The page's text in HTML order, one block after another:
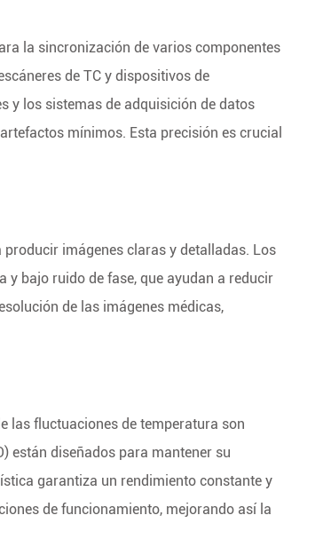
la sincronización de varios componentes
de TC y dispositivos de
y los sistemas de adquisición de datos
mínimos. Esta precisión es crucial
imágenes claras y detalladas. Los
y bajo ruido de fase, que ayudan a reducir
de las imágenes médicas,
las fluctuaciones de temperatura son
están diseñados para mantener su
garantiza un rendimiento constante y
de funcionamiento, mejorando así la